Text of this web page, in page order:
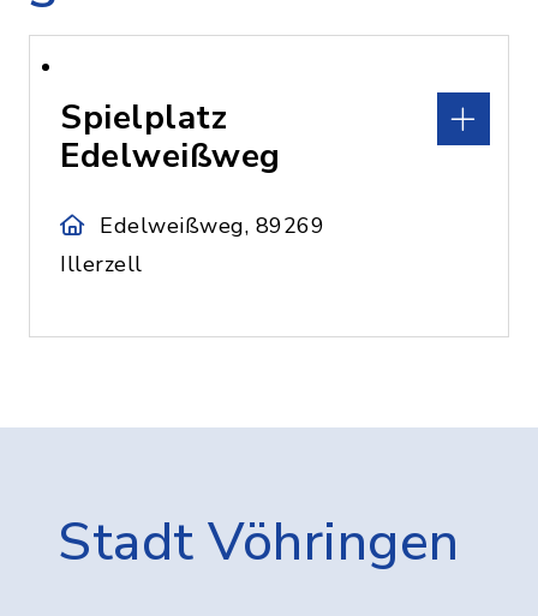
Spielplatz
Edelweißweg
Edelweißweg, 89269
Illerzell
Stadt Vöhringen